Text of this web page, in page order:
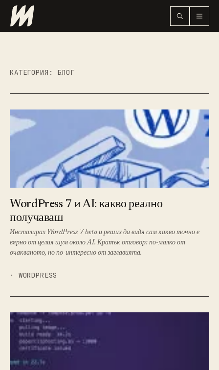
КАТЕГОРИЯ: БЛОГ
WordPress 7 и AI: какво реално
получаваш
Инсталирах WordPress 7 beta и реших да видя сам какво точно е
вярно от целия шум около AI. Кратък отговор: по-малко от
очакваното, но по-интересно от заглавията.
· WORDPRESS